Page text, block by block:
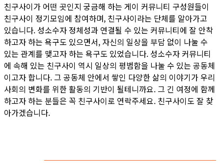
친구사이가 어떤 곳인지 궁금해 하는 게이 커뮤니티 구성원들이
친구사이 정기모임에 참여하며, 친구사이라는 단체를 알아가고
있습니다. 성소수자 정체성과 연결될 수 있는 커뮤니티에 잘 안착
하고자 하는 욕구도 있으면서, 자신의 일상을 부담 없이 나눌 수
있는 관계를 맺고자 하는 욕구도 있었습니다. 성소수자 커뮤니티
에 속해 있는 친구사이 역시 일상의 평범함을 나눌 수 있는 공동체
이고자 합니다. 그 공동체 안에서 쌓인 다양한 삶의 이야기가 우리
사회의 변화를 위한 활동의 기반이 될테니까요. 그 긴 여정에 함께
하고자 하는 분들은 꼭 친구사이로 연락주세요. 친구사이도 잘 찾
아가겠습니다.